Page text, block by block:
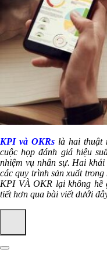
KPI và OKRs là hai thuật
cuộc họp đánh giá hiệu
nhiệm vụ nhân sự. Hai
các quy trình sản xuất trong
KPI VÀ OKR lại không hề
tiết hơn qua bài viết dưới